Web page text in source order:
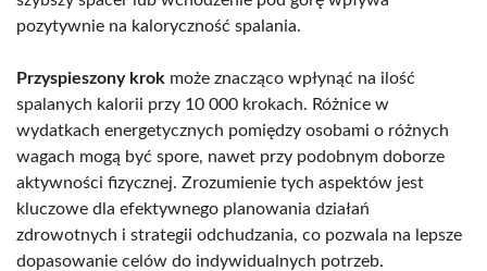
pozytywnie na kaloryczność spalania.
Przyspieszony krok może znacząco wpłynąć na ilość
spalanych kalorii przy 10 000 krokach. Różnice w
wydatkach energetycznych pomiędzy osobami o różnych
wagach mogą być spore, nawet przy podobnym doborze
aktywności fizycznej. Zrozumienie tych aspektów jest
kluczowe dla efektywnego planowania działań
zdrowotnych i strategii odchudzania, co pozwala na lepsze
dopasowanie celów do indywidualnych potrzeb.